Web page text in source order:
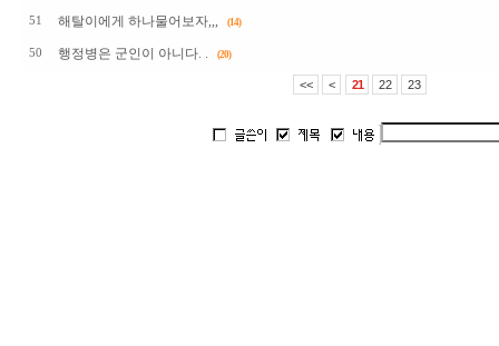
51 해탈이에게 하나물어보자,,, (14)
50 행정병은 군인이 아니다. . (20)
<< < 21 22 23